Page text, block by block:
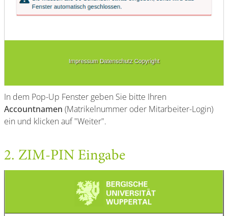
In dem Pop-Up Fenster geben Sie bitte Ihren
Accountnamen (Matrikelnummer oder Mitarbeiter-Login)
ein und klicken auf "Weiter".
2. ZIM-PIN Eingabe